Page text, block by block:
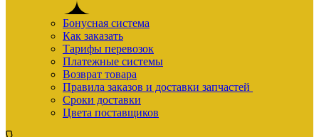
Бонусная система
Как заказать
Тарифы перевозок
Платежные системы
Возврат товара
Правила заказов и доставки запчастей
Сроки доставки
Цвета поставщиков